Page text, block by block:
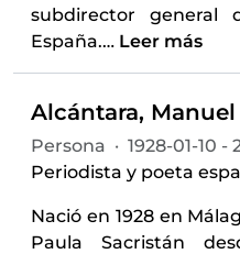
subdirector general
España.… Leer más
Alcántara, Manuel
Persona · 1928-01-10 -
Periodista y poeta
Nació en 1928 en
Paula Sacristán